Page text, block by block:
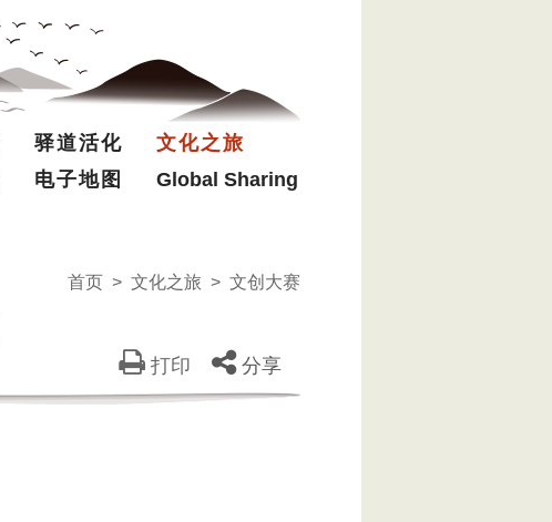
驿道活化
文化之旅
电子地图 Global Sharing
首页 > 文化之旅 > 文创大赛
打印 分享